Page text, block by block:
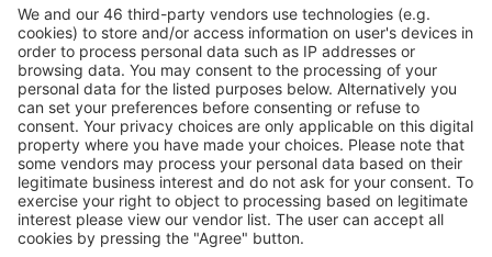
Mehr sparen
Attraktive Preise und Spezialangebote für eingeloggte
Benutzer.
Unterkünfte, die Sie mögen
Wählen Sie aus über 1,3 Millionen Unterkünften: Hotels,
Hütten, Apartments und andere.